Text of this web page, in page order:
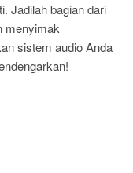
Jadilah bagian dari
menyimak
sistem audio Anda